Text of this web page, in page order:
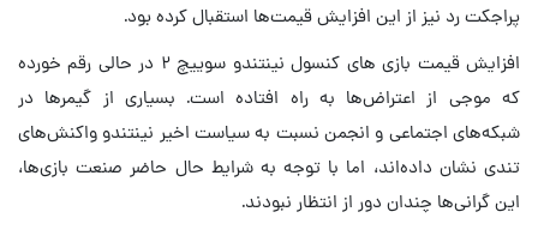
پراجکت رد نیز از این افزایش قیمت‌ها استقبال کرده بود.
افزایش قیمت بازی های کنسول نینتندو سوییچ ۲ در حالی رقم خورده
که موجی از اعتراض‌ها به راه افتاده است. بسیاری از گیمرها در
شبکه‌های اجتماعی و انجمن نسبت به سیاست اخیر نینتندو واکنش‌های
تندی نشان داده‌اند، اما با توجه به شرایط حال حاضر صنعت بازی‌ها،
این گرانی‌ها چندان دور از انتظار نبودند.